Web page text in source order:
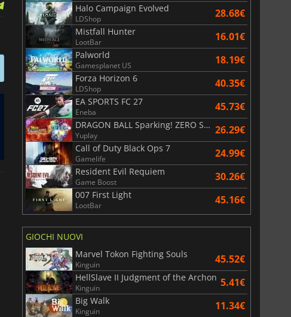
6.77€
Total War WARHAMMER 3
15.48
Lies Of P
Halo Campaign Evolved
LDShop 28.68€
Mistfall Hunter
LootBar 16.01€
Palworld
Gamesplanet US 18.19€
Forza Horizon 6
LDShop 40.35€
EA SPORTS FC 27
Eneba 45.73€
DRAGON BALL Sparking! ZERO Super Limit Breaking NEO
Yuplay 26.29€
Call of Duty Black Ops 7
Gamelife 24.99€
Resident Evil Requiem
Game Boost 30.26€
007 First Light
LootBar 45.16€
GIOCHI NUOVI
Marvel Tokon Fighting Souls
Kinguin 45.52€
HellSlave II Judgment of the Archon
Kinguin 5.41€
Big Walk
Kinguin 11.34€